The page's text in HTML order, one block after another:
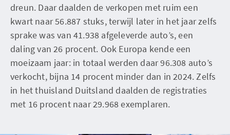
dreun. Daar daalden de verkopen met ruim een
kwart naar 56.887 stuks, terwijl later in het jaar zelfs
sprake was van 41.938 afgeleverde auto’s, een
daling van 26 procent. Ook Europa kende een
moeizaam jaar: in totaal werden daar 96.308 auto’s
verkocht, bijna 14 procent minder dan in 2024. Zelfs
in het thuisland Duitsland daalden de registraties
met 16 procent naar 29.968 exemplaren.